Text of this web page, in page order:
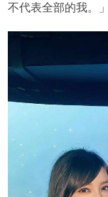
不代表全部的我。」